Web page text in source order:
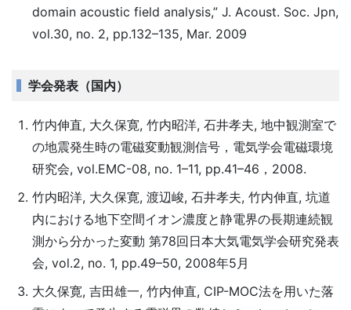
domain acoustic field analysis,” J. Acoust. Soc. Jpn,
vol.30, no. 2, pp.132–135, Mar. 2009
学会発表（国内）
竹内伸直, 大久保寛, 竹内昭洋, 石井孝夫, 地中観測室で
の地震発生時の電磁変動観測信号，電気学会電磁環境
研究会, vol.EMC-08, no. 1–11, pp.41–46，2008.
竹内昭洋, 大久保寛, 渡辺峻, 石井孝夫, 竹内伸直, 坑道
内における地下空間イオン濃度と静電界の長期連続観
測から分かった変動 第78回日本大気電気学会研究発表
会, vol.2, no. 1, pp.49–50, 2008年5月
大久保寛, 吉田雄一, 竹内伸直, CIP-MOC法を用いた落